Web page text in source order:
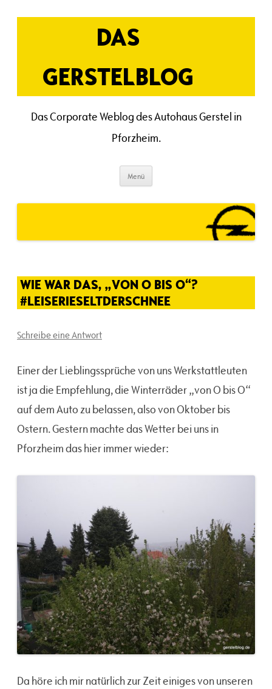
Inhalt
DAS
GERSTELBLOG
Das Corporate Weblog des Autohaus Gerstel in
Pforzheim.
Menü
WIE WAR DAS, „VON O BIS O“?
#LEISERIESELTDERSCHNEE
Schreibe eine Antwort
Einer der Lieblingssprüche von uns Werkstattleuten
ist ja die Empfehlung, die Winterräder „von O bis O“
auf dem Auto zu belassen, also von Oktober bis
Ostern. Gestern machte das Wetter bei uns in
Pforzheim das hier immer wieder:
Da höre ich mir natürlich zur Zeit einiges von unseren